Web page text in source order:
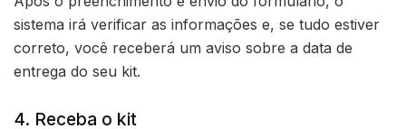
sistema irá verificar as informações e, se tudo estiver
correto, você receberá um aviso sobre a data de
entrega do seu kit.
4. Receba o kit